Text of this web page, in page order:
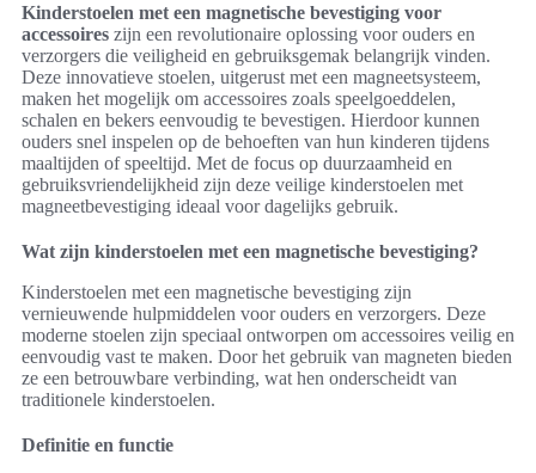
Kinderstoelen met een magnetische bevestiging voor
accessoires zijn een revolutionaire oplossing voor ouders en
verzorgers die veiligheid en gebruiksgemak belangrijk vinden.
Deze innovatieve stoelen, uitgerust met een magneetsysteem,
maken het mogelijk om accessoires zoals speelgoeddelen,
schalen en bekers eenvoudig te bevestigen. Hierdoor kunnen
ouders snel inspelen op de behoeften van hun kinderen tijdens
maaltijden of speeltijd. Met de focus op duurzaamheid en
gebruiksvriendelijkheid zijn deze veilige kinderstoelen met
magneetbevestiging ideaal voor dagelijks gebruik.
Wat zijn kinderstoelen met een magnetische bevestiging?
Kinderstoelen met een magnetische bevestiging zijn
vernieuwende hulpmiddelen voor ouders en verzorgers. Deze
moderne stoelen zijn speciaal ontworpen om accessoires veilig en
eenvoudig vast te maken. Door het gebruik van magneten bieden
ze een betrouwbare verbinding, wat hen onderscheidt van
traditionele kinderstoelen.
Definitie en functie